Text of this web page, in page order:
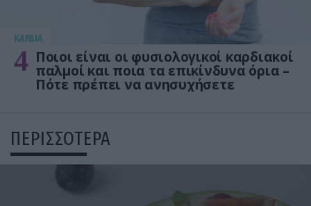
KΑΡΔΙΑ
4 Ποιοι είναι οι φυσιολογικοί καρδιακοί
παλμοί και ποια τα επικίνδυνα όρια –
Πότε πρέπει να ανησυχήσετε
ΠΕΡΙΣΣΟΤΕΡΑ